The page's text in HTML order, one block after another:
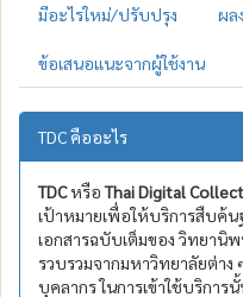
มีอะไรใหม่/ปรับปรุง ผล
ข้อเสนอแนะจากผู้ใช้งาน
TDC คืออะไร
TDCหรือThai Digital
เป้าหมายเพื่อให้บริการสืบค้น
เอกสารฉบับเต็มของ วิทยานิ
รวบรวมจากมหาวิทยาลัยต่าง
บุคลากร ในการเข้าใช้บริการ